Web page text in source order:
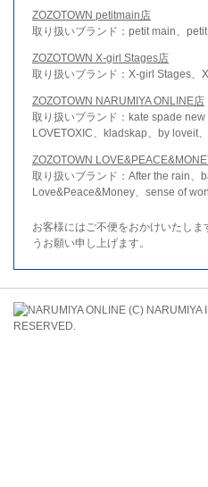
ZOZOTOWN petitmain店
取り扱いブランド：petit main、
ZOZOTOWN X-girl Stages店
取り扱いブランド：X-girl Stages、
ZOZOTOWN NARUMIYA ONLINE店
取り扱いブランド：kate spade new
LOVETOXIC、kladskap、by loveit
ZOZOTOWN
取り扱いブランド：After the rain、
Love&Peace&Money、sense of
お客様にはご不便をおかけいたし
うお願い申し上げます。